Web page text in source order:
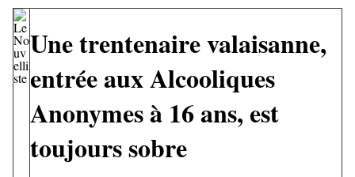
Une trentenaire valaisanne,
entrée aux Alcooliques
Anonymes à 16 ans, est
toujours sobre